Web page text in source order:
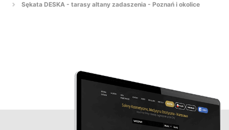
Sękata DESKA - tarasy altany zadaszenia - Poznań i okolice